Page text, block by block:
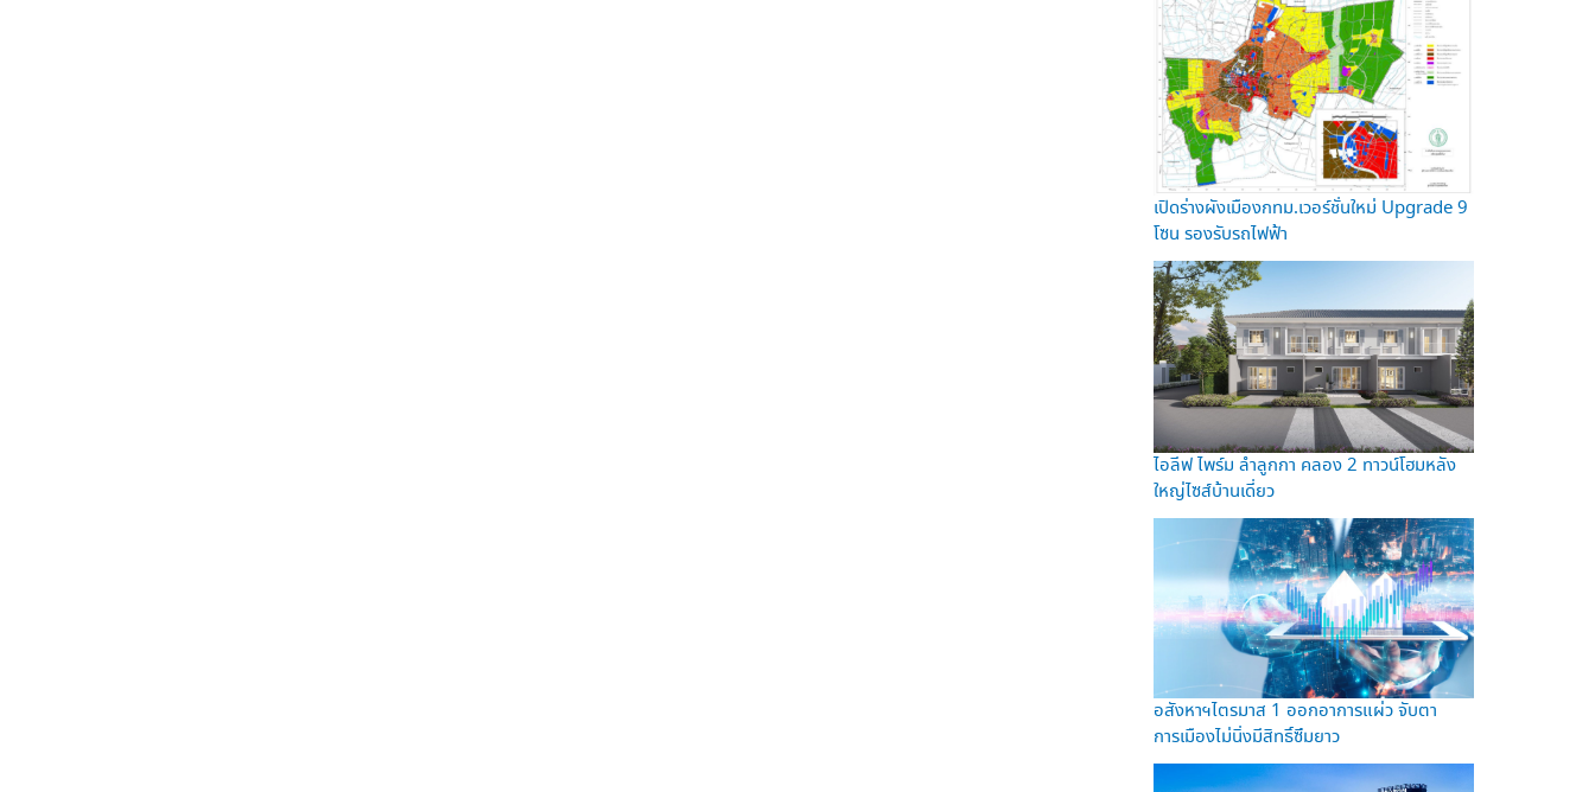
เปิดร่างผังเมืองกทม.เวอร์ชั่นใหม่ Upgrade 9
โซน รองรับรถไฟฟ้า
ไอลีฟ ไพร์ม ลำลูกกา คลอง 2 ทาวน์โฮมหลัง
ใหญ่ไซส์บ้านเดี่ยว
อสังหาฯไตรมาส 1 ออกอาการแผ่ว จับตา
การเมืองไม่นิ่งมีสิทธิ์ซึมยาว